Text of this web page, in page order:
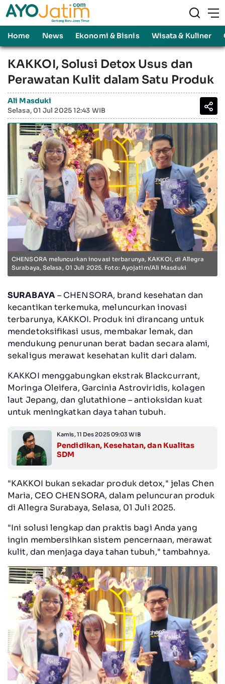
Home News Ekonomi & Bisnis Wisata & Kuliner
KAKKOI, Solusi Detox Usus dan
Perawatan Kulit dalam Satu Produk
Ali Masduki
Selasa, 01 Jul 2025 12:43 WIB
CHENSORA meluncurkan inovasi terbarunya, KAKKOI, di Allegra
Surabaya, Selasa, 01 Juli 2025. Foto: Ayojatim/Ali Masduki
SURABAYA– CHENSORA, brand kesehatan dan
kecantikan terkemuka, meluncurkan inovasi
terbarunya, KAKKOI. Produk ini dirancang untuk
mendetoksifikasi usus, membakar lemak, dan
mendukung penurunan berat badan secara alami,
sekaligus merawat kesehatan kulit dari dalam.
KAKKOI menggabungkan ekstrak Blackcurrant,
Moringa Oleifera, Garcinia Astroviridis, kolagen
laut Jepang, dan glutathione – antioksidan kuat
untuk meningkatkan daya tahan tubuh.
Kamis, 11 Des 2025 09:03 WIB
Pendidikan, Kesehatan, dan Kualitas
SDM
"KAKKOI bukan sekadar produk detox," jelas Chen
Maria, CEO CHENSORA, dalam peluncuran produk
di Allegra Surabaya, Selasa, 01 Juli 2025.
"Ini solusi lengkap dan praktis bagi Anda yang
ingin membersihkan sistem pencernaan, merawat
kulit, dan menjaga daya tahan tubuh," tambahnya.